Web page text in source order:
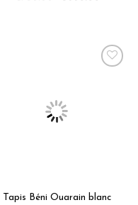
Tapis Béni Ouarain blanc